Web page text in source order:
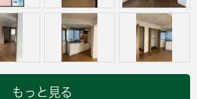
もっと見る